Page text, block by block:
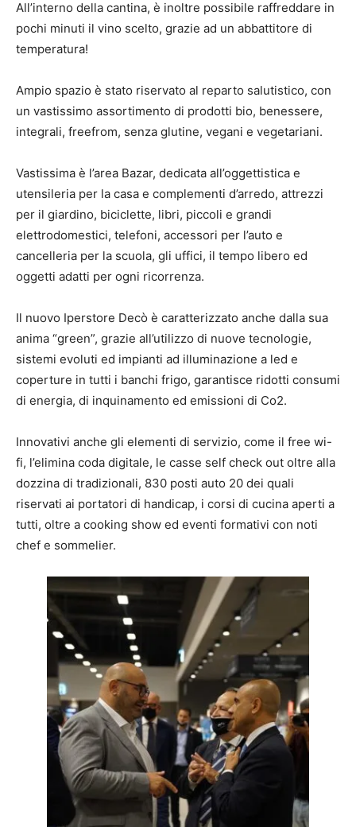
All’interno della cantina, è inoltre possibile raffreddare in
pochi minuti il vino scelto, grazie ad un abbattitore di
temperatura!
Ampio spazio è stato riservato al reparto salutistico, con
un vastissimo assortimento di prodotti bio, benessere,
integrali, freefrom, senza glutine, vegani e vegetariani.
Vastissima è l’area Bazar, dedicata all’oggettistica e
utensileria per la casa e complementi d’arredo, attrezzi
per il giardino, biciclette, libri, piccoli e grandi
elettrodomestici, telefoni, accessori per l’auto e
cancelleria per la scuola, gli uffici, il tempo libero ed
oggetti adatti per ogni ricorrenza.
Il nuovo Iperstore Decò è caratterizzato anche dalla sua
anima “green”, grazie all’utilizzo di nuove tecnologie,
sistemi evoluti ed impianti ad illuminazione a led e
coperture in tutti i banchi frigo, garantisce ridotti consumi
di energia, di inquinamento ed emissioni di Co2.
Innovativi anche gli elementi di servizio, come il free wi-
fi, l’elimina coda digitale, le casse self check out oltre alla
dozzina di tradizionali, 830 posti auto 20 dei quali
riservati ai portatori di handicap, i corsi di cucina aperti a
tutti, oltre a cooking show ed eventi formativi con noti
chef e sommelier.